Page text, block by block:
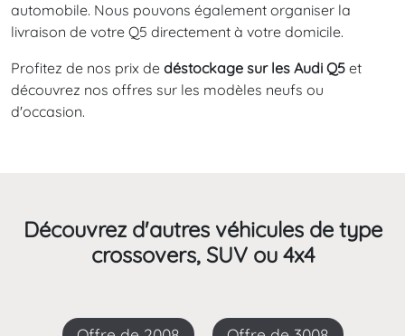
automobile. Nous pouvons également organiser la
livraison de votre Q5 directement à votre domicile.
Profitez de nos prix de déstockage sur les Audi Q5 et
découvrez nos offres sur les modèles neufs ou
d'occasion.
Découvrez d'autres véhicules de type
crossovers, SUV ou 4x4